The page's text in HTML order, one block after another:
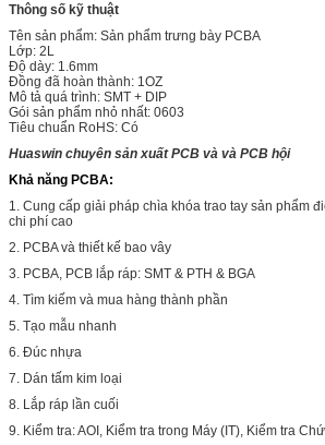
Thông số kỹ thuật
Tên sản phẩm: Sản phẩm trưng bày PCBA
Lớp: 2L
Độ dày: 1.6mm
Đồng đã hoàn thành: 1OZ
Mô tả quá trình: SMT + DIP
Gói sản phẩm nhỏ nhất: 0603
Tiêu chuẩn RoHS: Có
Huaswin chuyên sản xuất PCB và và PCB hội
Khả năng PCBA:
1. Cung cấp giải pháp chìa khóa trao tay sản phẩm
chi phí cao
2. PCBA và thiết kế bao vây
3. PCBA, PCB lắp ráp: SMT & PTH & BGA
4. Tìm kiếm và mua hàng thành phần
5. Tạo mẫu nhanh
6. Đúc nhựa
7. Dán tấm kim loại
8. Lắp ráp lần cuối
9. Kiểm tra: AOI, Kiểm tra trong Máy (IT), Kiểm tra